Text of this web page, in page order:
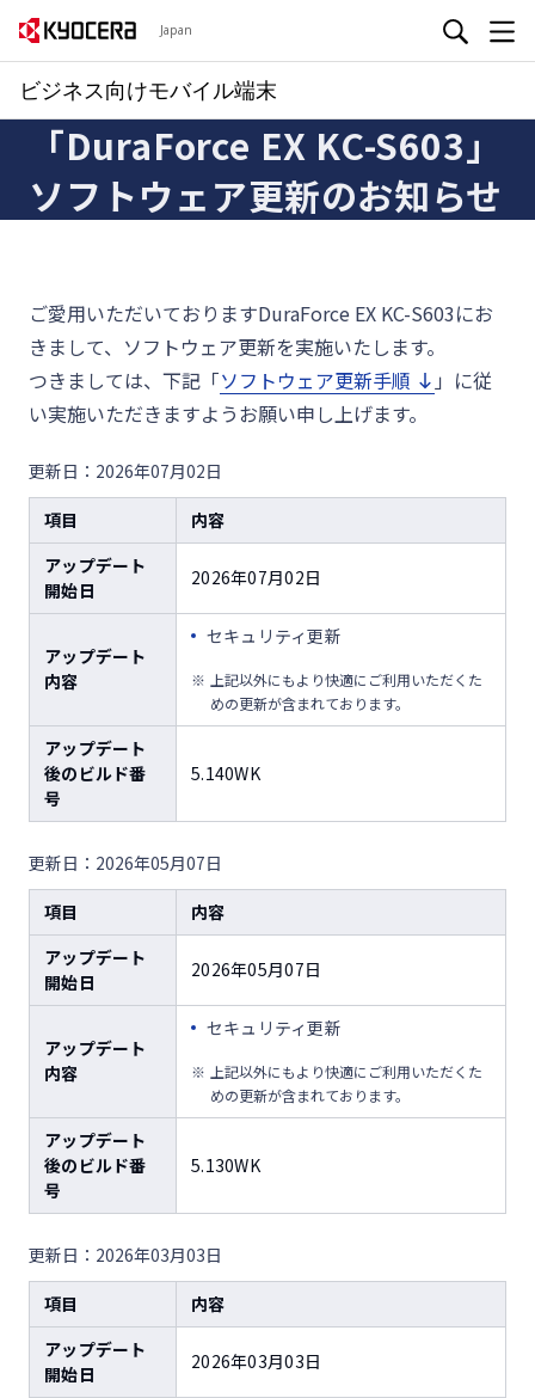
Japan
ビジネス向けモバイル端末
「DuraForce EX KC-S603」
ソフトウェア更新のお知らせ
ご愛用いただいておりますDuraForce EX KC-S603にお
きまして、ソフトウェア更新を実施いたします。
つきましては、下記「ソフトウェア更新手順
」に従
い実施いただきますようお願い申し上げます。
更新日：2026年07月02日
項目
内容
アップデート
開始日
2026年07月02日
アップデート
内容
セキュリティ更新
上記以外にもより快適にご利用いただくた
めの更新が含まれております。
アップデート
後のビルド番
号
5.140WK
更新日：2026年05月07日
項目
内容
アップデート
開始日
2026年05月07日
アップデート
内容
セキュリティ更新
上記以外にもより快適にご利用いただくた
めの更新が含まれております。
アップデート
後のビルド番
号
5.130WK
更新日：2026年03月03日
項目
内容
アップデート
開始日
2026年03月03日